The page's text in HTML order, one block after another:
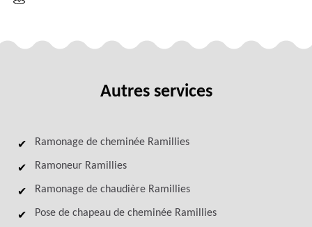
Autres services
Ramonage de cheminée Ramillies
Ramoneur Ramillies
Ramonage de chaudière Ramillies
Pose de chapeau de cheminée Ramillies